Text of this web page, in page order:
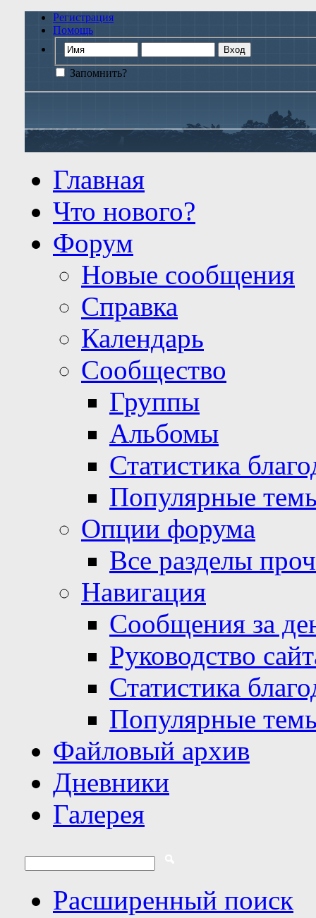
Регистрация
Помощь
Запомнить?
Главная
Что нового?
Форум
Новые сообщения
Справка
Календарь
Сообщество
Группы
Альбомы
Статистика
Популярные
Опции форума
Все разделы
Навигация
Сообщения за
Руководство
Статистика
Популярные
Файловый архив
Дневники
Галерея
Расширенный поиск